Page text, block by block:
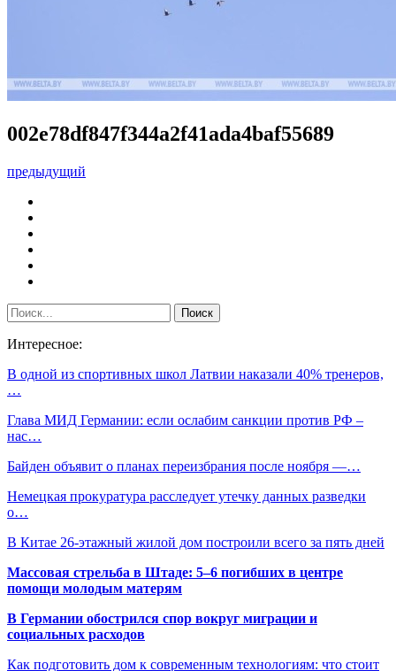
002e78df847f344a2f41ada4baf55689
предыдущий
Интересное:
В одной из спортивных школ Латвии наказали 40% тренеров,
…
Глава МИД Германии: если ослабим санкции против РФ –
нас…
Байден объявит о планах переизбрания после ноября —…
Немецкая прокуратура расследует утечку данных разведки
о…
В Китае 26-этажный жилой дом построили всего за пять дней
Массовая стрельба в Штаде: 5–6 погибших в центре
помощи молодым матерям
В Германии обострился спор вокруг миграции и
социальных расходов
Как подготовить дом к современным технологиям: что стоит